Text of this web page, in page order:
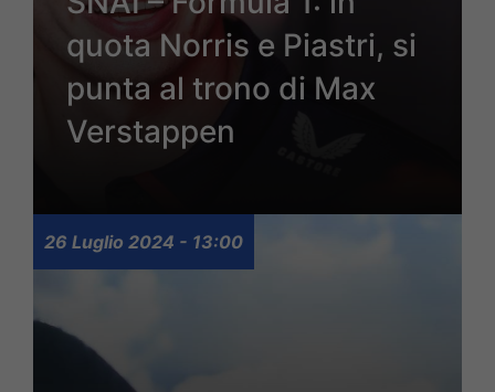
quota Norris e Piastri, si
punta al trono di Max
Verstappen
26 Luglio 2024 - 13:00